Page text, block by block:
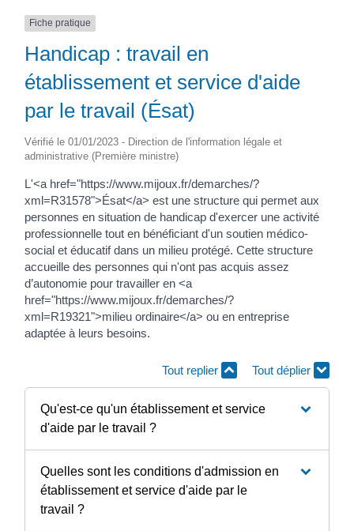
Fiche pratique
Handicap : travail en
établissement et service d'aide
par le travail (Ésat)
Vérifié le 01/01/2023 - Direction de l'information légale et
administrative (Première ministre)
L'<a href="https://www.mijoux.fr/demarches/?
xml=R31578">Ésat</a> est une structure qui permet aux
personnes en situation de handicap d'exercer une activité
professionnelle tout en bénéficiant d'un soutien médico-
social et éducatif dans un milieu protégé. Cette structure
accueille des personnes qui n'ont pas acquis assez
d’autonomie pour travailler en <a
href="https://www.mijoux.fr/demarches/?
xml=R19321">milieu ordinaire</a> ou en entreprise
adaptée à leurs besoins.
Tout replier Tout déplier
Qu'est-ce qu'un établissement et service
d'aide par le travail ?
Quelles sont les conditions d'admission en
établissement et service d'aide par le
travail ?